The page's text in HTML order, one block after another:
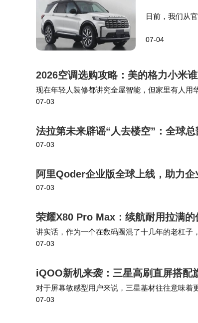
日前，我们从
售价区间为
07-04
2026空调选购攻略：美的格力小米
现在年轻人装修都讲究全屋智能，但家里有人
谱。美的把双排铜管、美芝压缩机、无风感技术
07-03
法拉第未来辟谣“人去楼空”：全球
07-03
阿里Qoder企业版全球上线，助力
07-03
荣耀X80 Pro Max：续航耐用拉满
讲实话，作为一个在数码圈混了十几年的老杠子
就聊聊这台荣耀X80 Pro Max的11000mAh，到
07-03
iQOO新机来袭：三星高刷直屏搭配
对于屏幕敏感型用户来说，三星基材往往意味
品定位一般也比较高，而这款新机的定位是中端
07-03